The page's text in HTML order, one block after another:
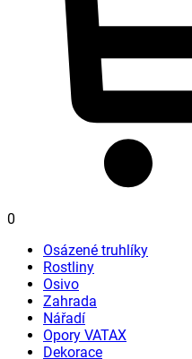
0
Osázené truhlíky
Rostliny
Osivo
Zahrada
Nářadí
Opory VATAX
Dekorace